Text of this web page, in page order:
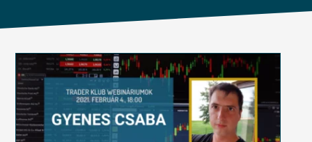
Tőzsdeklub
Adósegéd
Képzések
Robotok